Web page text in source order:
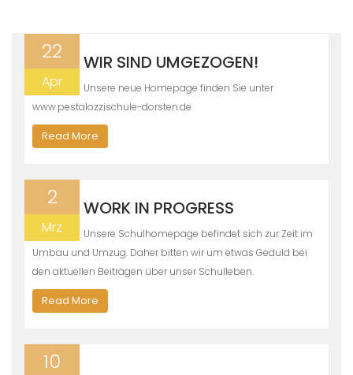
22
Apr
WIR SIND UMGEZOGEN!
Unsere neue Homepage finden Sie unter
www.pestalozzischule-dorsten.de
Read More
2
Mrz
WORK IN PROGRESS
Unsere Schulhomepage befindet sich zur Zeit im
Umbau und Umzug. Daher bitten wir um etwas Geduld bei
den aktuellen Beiträgen über unser Schulleben.
Read More
10